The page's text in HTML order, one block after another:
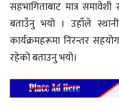
सहभागिताबाट मात्र
बताउँनु भयो । उहाँले
कार्यक्रमहरूमा निरन्तर
रहेको बताउनु भयो।